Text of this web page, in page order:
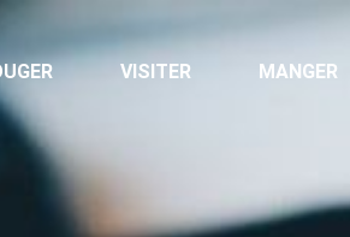
VISITER MANGER